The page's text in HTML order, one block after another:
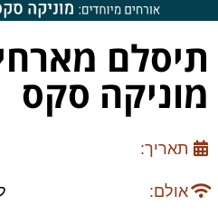
תיסלם
מוניקה סקס
תאריך:
אולם: